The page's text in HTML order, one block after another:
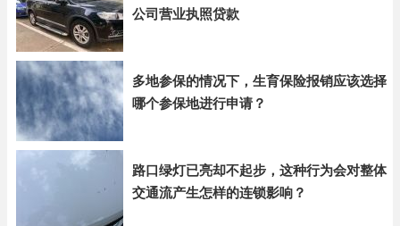
公司营业执照贷款
多地参保的情况下，生育保险报销应该选择
哪个参保地进行申请？
路口绿灯已亮却不起步，这种行为会对整体
交通流产生怎样的连锁影响？